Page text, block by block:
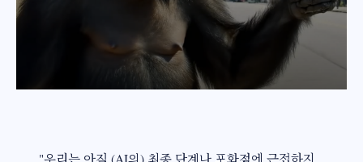
"우리는 아직 (AI의) 최종 단계나 포화점에 근접하지